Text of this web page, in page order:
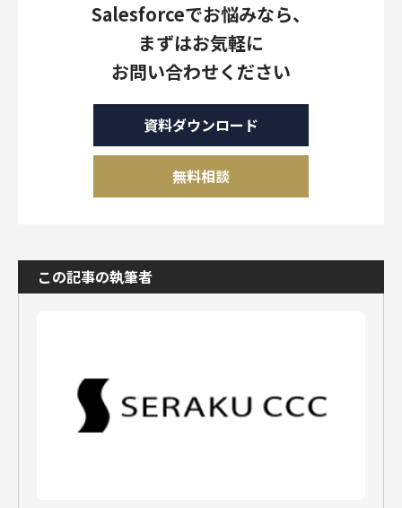
Salesforceでお悩みなら、
まずはお気軽に
お問い合わせください
資料ダウンロード
無料相談
この記事の執筆者